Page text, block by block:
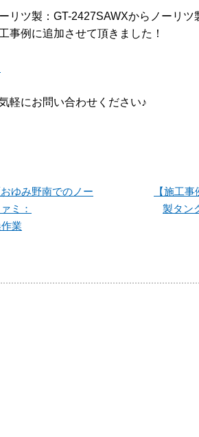
リツ製：GT-2427SAWXからノーリツ
事例に追加させて頂きました！
軽にお問い合わせください♪
ゆみ野南でのノー
ミ：
業
【施工
製タン